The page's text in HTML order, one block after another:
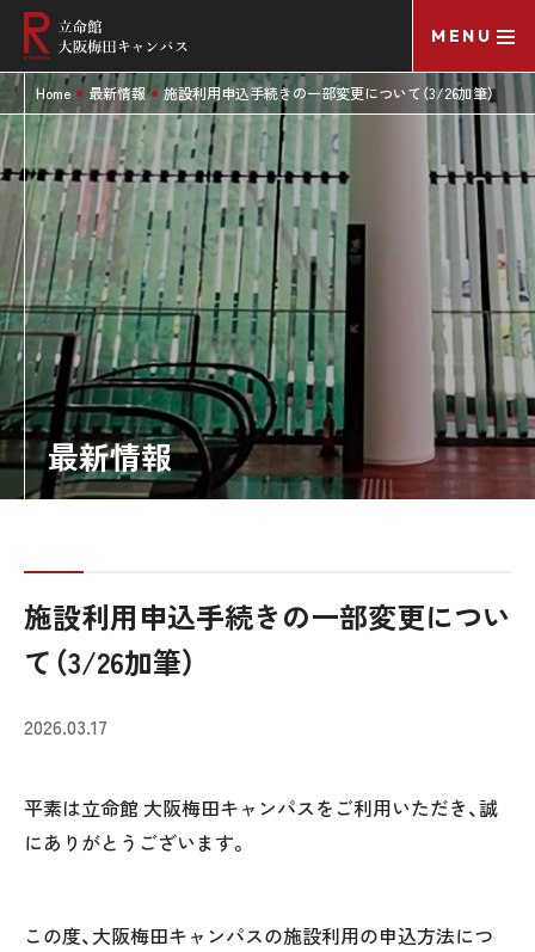
MENU
Home 最新情報 施設利用申込手続きの一部変更について（3/26加筆）
最新情報
施設利用申込手続きの一部変更につい
て（3/26加筆）
2026.03.17
平素は立命館 大阪梅田キャンパスをご利用いただき、誠
にありがとうございます。
この度、大阪梅田キャンパスの施設利用の申込方法につ